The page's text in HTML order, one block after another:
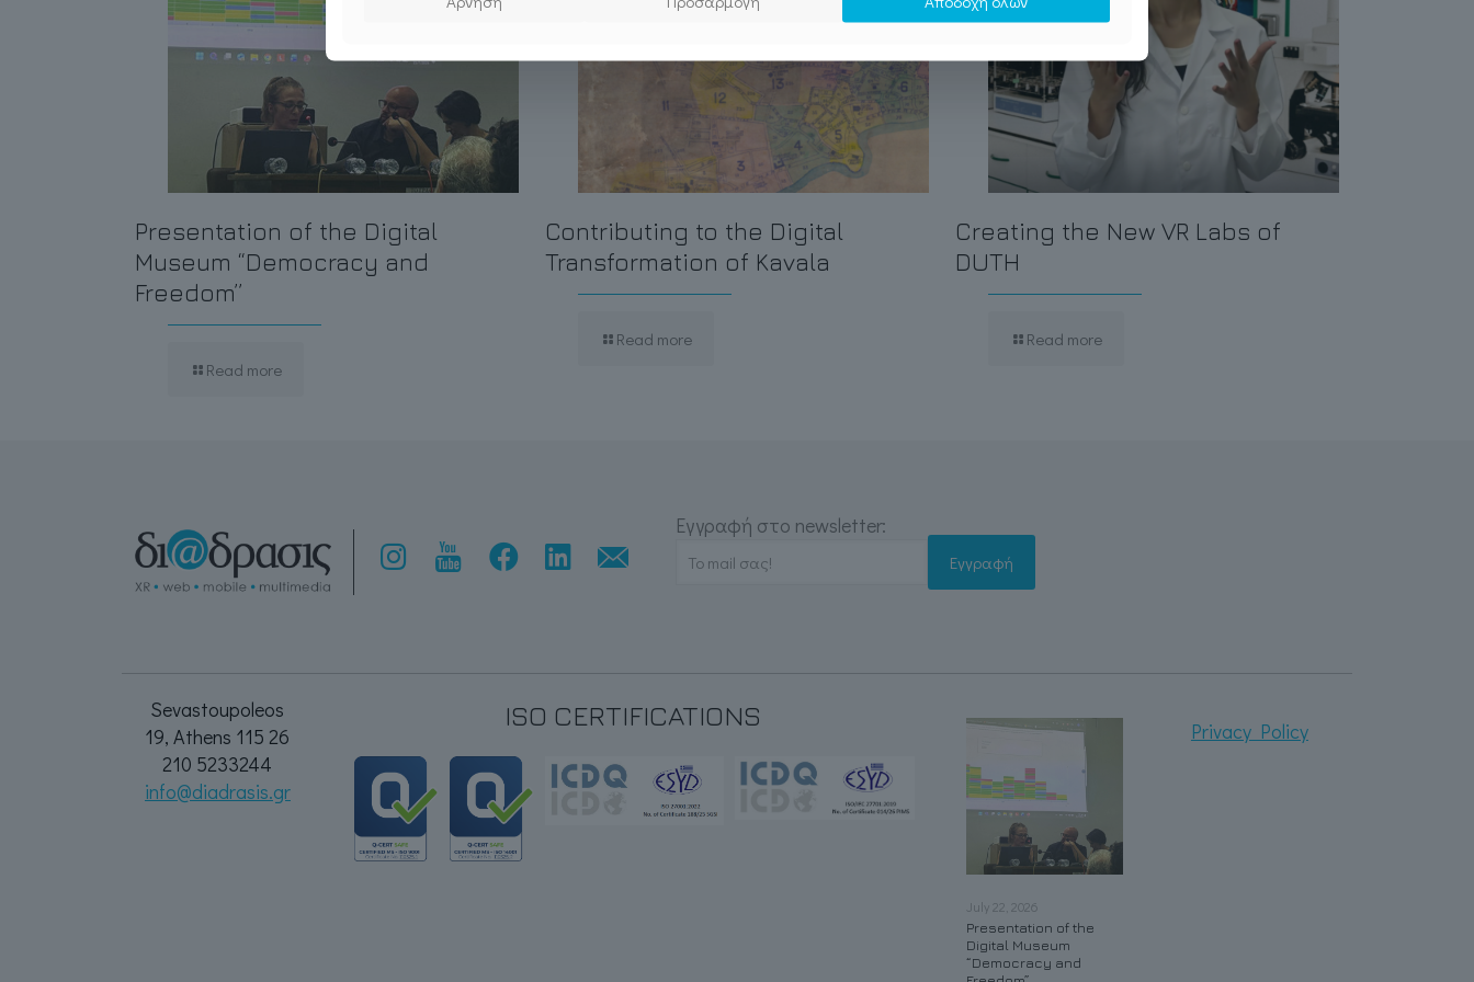
Presentation of the Digital
Museum “Democracy and
Freedom”
Read more
Contributing to the Digital
Transformation of Kavala
Read more
Creating the New VR Labs of
DUTH
Read more
Εγγραφή στο newsletter:
Sevastoupoleos
19, Athens 115 26
210 5233244
info@diadrasis.gr
ISO CERTIFICATIONS
July 22, 2026
Presentation of the
Digital Museum
“Democracy and
Privacy Policy